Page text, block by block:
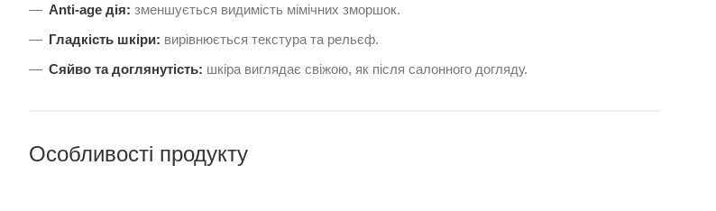
Anti-age дія: зменшується видимість мімічних зморшок.
Гладкість шкіри: вирівнюється текстура та рельєф.
Сяйво та доглянутість: шкіра виглядає свіжою, як після салонного догляду.
Особливості продукту